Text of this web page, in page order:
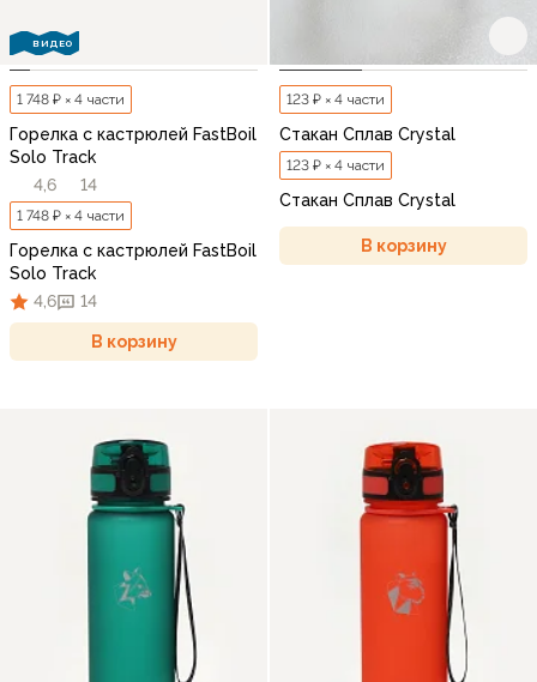
ВИДЕО
1 748 ₽ × 4 части
Горелка с кастрюлей FastBoil
Solo Track
4,6
14
1 748 ₽ × 4 части
Горелка с кастрюлей FastBoil
Solo Track
4,6
14
В корзину
123 ₽ × 4 части
Стакан Сплав Crystal
123 ₽ × 4 части
Стакан Сплав Crystal
В корзину